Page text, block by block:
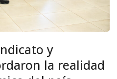
y
la realidad